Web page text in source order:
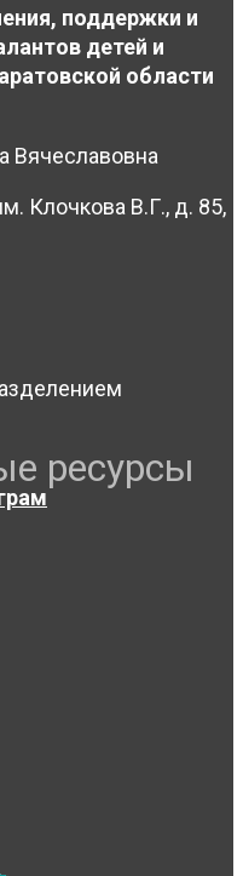
поддержки и
детей и
области
Вячеславовна
Клочкова В.Г., д. 85,
ресурсы